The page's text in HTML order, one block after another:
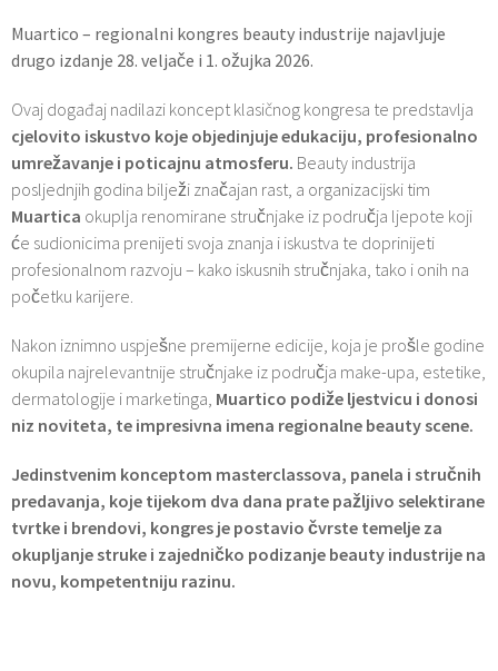
Muartico – regionalni kongres beauty industrije najavljuje
drugo izdanje 28. veljače i 1. ožujka 2026.
Ovaj događaj nadilazi koncept klasičnog kongresa te predstavlja
cjelovito iskustvo koje objedinjuje edukaciju, profesionalno
umrežavanje i poticajnu atmosferu. Beauty industrija
posljednjih godina bilježi značajan rast, a organizacijski tim
Muartica okuplja renomirane stručnjake iz područja ljepote koji
će sudionicima prenijeti svoja znanja i iskustva te doprinijeti
profesionalnom razvoju – kako iskusnih stručnjaka, tako i onih na
početku karijere.
Nakon iznimno uspješne premijerne edicije, koja je prošle godine
okupila najrelevantnije stručnjake iz područja make-upa, estetike,
dermatologije i marketinga, Muartico podiže ljestvicu i donosi
niz noviteta, te impresivna imena regionalne beauty scene.
Jedinstvenim konceptom masterclassova, panela i stručnih
predavanja, koje tijekom dva dana prate pažljivo selektirane
tvrtke i brendovi, kongres je postavio čvrste temelje za
okupljanje struke i zajedničko podizanje beauty industrije na
novu, kompetentniju razinu.